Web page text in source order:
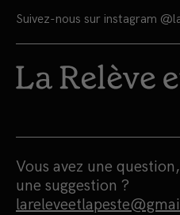
Suivez-nous sur instagram
Vous avez une
une suggestion ?